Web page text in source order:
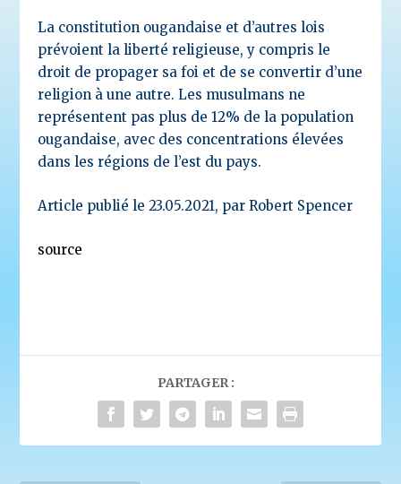
La constitution ougandaise et d’autres lois
prévoient la liberté religieuse, y compris le
droit de propager sa foi et de se convertir d’une
religion à une autre. Les musulmans ne
représentent pas plus de 12% de la population
ougandaise, avec des concentrations élevées
dans les régions de l’est du pays.
Article publié le 23.05.2021, par Robert Spencer
source
PARTAGER :